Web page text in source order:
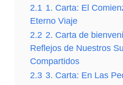
TuCartamor
¡Esto te Va a
Siento!.
entre Amor y Amistad Carta
Carta De Amor Escrita a
Revelando Mis
2.1 1. Carta: El
Eterno Viaje
2.2 2. Carta de
Reflejos de Nuestros
Compartidos
2.3 3. Carta: En Las